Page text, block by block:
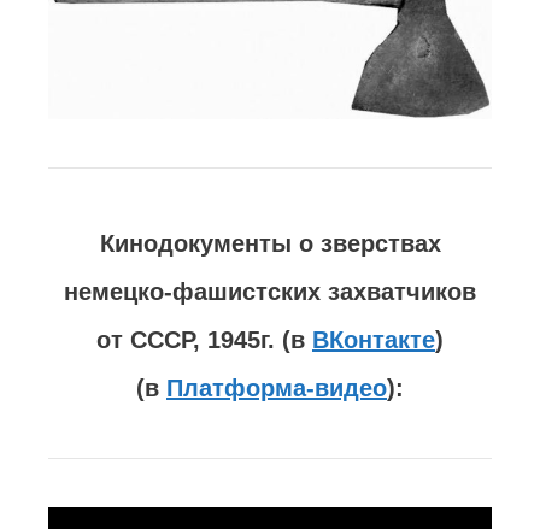
Кинодокументы о зверствах
немецко-фашистских захватчиков
от СССР, 1945г. (в ВКонтакте)
(в Платформа-видео):